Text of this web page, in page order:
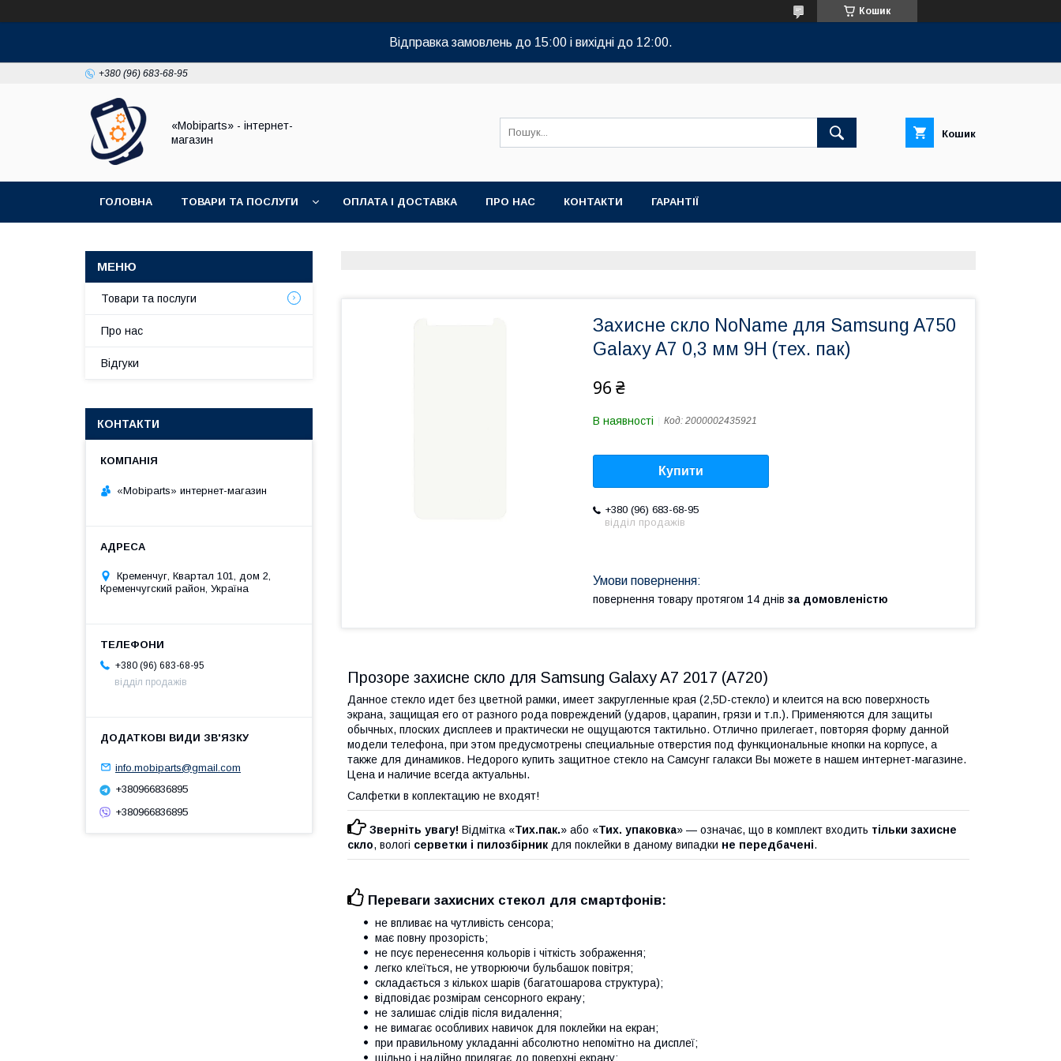
Кошик
Відправка замовлень до 15:00 і вихідні до 12:00.
+380 (96) 683-68-95
«Mobiparts» - інтернет-
магазин
Кошик
ГОЛОВНА ТОВАРИ ТА ПОСЛУГИ ОПЛАТА І ДОСТАВКА ПРО НАС КОНТАКТИ ГАРАНТІЇ
Захисне скло NoName для Samsung A750
Galaxy A7 0,3 мм 9H (тех. пак)
96 ₴
В наявності Код: 2000002435921
Купити
+380 (96) 683-68-95
відділ продажів
повернення товару протягом 14 днів за домовленістю
Прозоре захисне скло для Samsung Galaxy A7 2017 (A720)
Данное стекло идет без цветной рамки, имеет закругленные края (2,5D-стекло) и клеится на всю поверхность
экрана, защищая его от разного рода повреждений (ударов, царапин, грязи и т.п.). Применяются для защиты
обычных, плоских дисплеев и практически не ощущаются тактильно. Отлично прилегает, повторяя форму данной
модели телефона, при этом предусмотрены специальные отверстия под функциональные кнопки на корпусе, а
также для динамиков. Недорого купить защитное стекло на Самсунг галакси Вы можете в нашем интернет-магазине.
Цена и наличие всегда актуальны.
Салфетки в коплектацию не входят!
Зверніть увагу! Відмітка «Тих.пак.» або «Тих. упаковка» — означає, що в комплект входить тільки захисне
скло, вологі серветки і пилозбірник для поклейки в даному випадки не передбачені.
Переваги захисних стекол для смартфонів:
не впливає на чутливість сенсора;
має повну прозорість;
не псує перенесення кольорів і чіткість зображення;
легко клеїться, не утворюючи бульбашок повітря;
складається з кількох шарів (багатошарова структура);
відповідає розмірам сенсорного екрану;
не залишає слідів після видалення;
не вимагає особливих навичок для поклейки на екран;
при правильному укладанні абсолютно непомітно на дисплеї;
щільно і надійно прилягає до поверхні екрану;
Товари та послуги
Про нас
Відгуки
КОНТАКТИ
«Mobiparts» интернет-магазин
Кременчуг, Квартал 101, дом 2,
Кременчугский район, Україна
+380 (96) 683-68-95
відділ продажів
info.mobiparts@gmail.com
+380966836895
+380966836895